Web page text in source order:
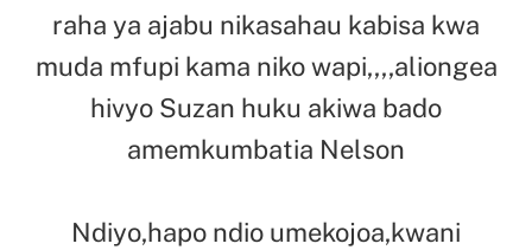
raha ya ajabu nikasahau kabisa kwa
muda mfupi kama niko wapi,,,,aliongea
hivyo Suzan huku akiwa bado
amemkumbatia Nelson
Ndiyo,hapo ndio umekojoa,kwani